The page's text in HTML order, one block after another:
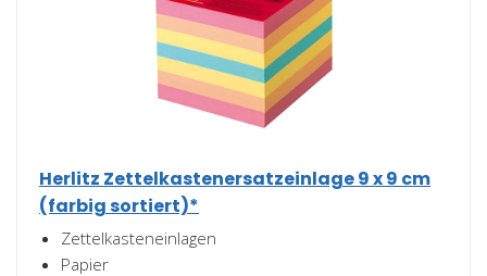
Herlitz Zettelkastenersatzeinlage 9 x 9 cm
(farbig sortiert)*
Zettelkasteneinlagen
Papier